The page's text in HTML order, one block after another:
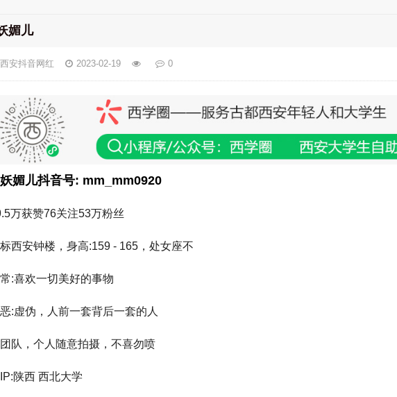
媚儿
西安抖音网红 2023-02-19 0
妖媚儿抖音号: mm_mm0920
万获赞76关注53万粉丝
西安钟楼，身高:159 - 165，处女座不
:喜欢一切美好的事物
:虚伪，人前一套背后一套的人
队，个人随意拍摄，不喜勿喷
陕西 西北大学